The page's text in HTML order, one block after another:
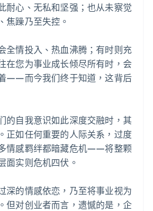
耐心、无私和坚强；也从未察觉
焦躁乃至失控。
全情投入、热血沸腾；有时则充
在您为事业成长倾尽所有时，会
——而今我们终于知道，这背后
的自我意识如此深度交融时，其
正如任何重要的人际关系，过度
情感羁绊都暗藏危机——将整颗
面实则危机四伏。
深的情感依恋，乃至将事业视为
但对创业者而言，遗憾的是，企